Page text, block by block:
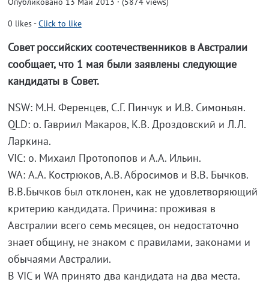
0 likes-Click to like
Совет российских соотечественников в Австралии
сообщает, что 1 мая были заявлены следующие
кандидаты в Совет.
NSW: М.Н. Ференцев, С.Г. Пинчук и И.В. Симоньян.
QLD: о. Гавриил Макаров, К.В. Дроздовский и Л.Л.
Ларкина.
VIC: о. Михаил Протопопов и А.А. Ильин.
WA: А.А. Кострюков, А.В. Абросимов и В.В. Бычков.
В.В.Бычков был отклонен, как не удовлетворяющий
критерию кандидата. Причина: проживая в
Австралии всего семь месяцев, он недостаточно
знает общину, не знаком с правилами, законами и
обычаями Австралии.
В VIC и WA принято два кандидата на два места.